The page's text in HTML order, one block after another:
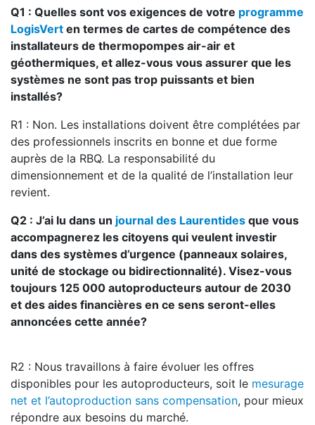
Q1 : Quelles sont vos exigences de votre programme
LogisVert en termes de cartes de compétence des
installateurs de thermopompes air-air et
géothermiques, et allez-vous vous assurer que les
systèmes ne sont pas trop puissants et bien
installés?
R1 : Non. Les installations doivent être complétées par
des professionnels inscrits en bonne et due forme
auprès de la RBQ. La responsabilité du
dimensionnement et de la qualité de l’installation leur
revient.
Q2 : J’ai lu dans un journal des Laurentides que vous
accompagnerez les citoyens qui veulent investir
dans des systèmes d’urgence (panneaux solaires,
unité de stockage ou bidirectionnalité). Visez-vous
toujours 125 000 autoproducteurs autour de 2030
et des aides financières en ce sens seront-elles
annoncées cette année?
R2 : Nous travaillons à faire évoluer les offres
disponibles pour les autoproducteurs, soit le mesurage
net et l’autoproduction sans compensation, pour mieux
répondre aux besoins du marché.